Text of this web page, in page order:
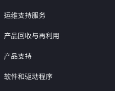
运维支持服务
产品回收与再利用
产品支持
软件和驱动程序